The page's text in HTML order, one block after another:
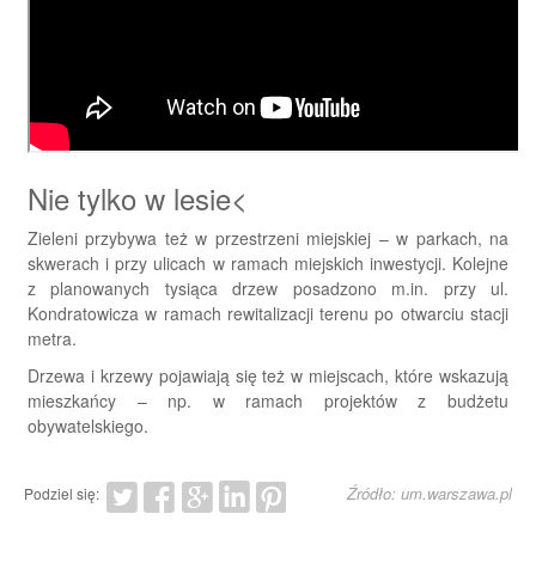
Nie tylko w lesie<
Zieleni przybywa też w przestrzeni miejskiej – w parkach, na
skwerach i przy ulicach w ramach miejskich inwestycji. Kolejne
z planowanych tysiąca drzew posadzono m.in. przy ul.
Kondratowicza w ramach rewitalizacji terenu po otwarciu stacji
metra.
Drzewa i krzewy pojawiają się też w miejscach, które wskazują
mieszkańcy – np. w ramach projektów z budżetu
obywatelskiego.
Podziel się: Źródło: um.warszawa.pl